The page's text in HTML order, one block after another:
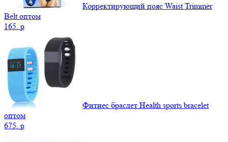
Корректирующий пояс Waist Trimmer
Belt оптом
165. p
Фитнес браслет Health sports bracelet
оптом
675. p